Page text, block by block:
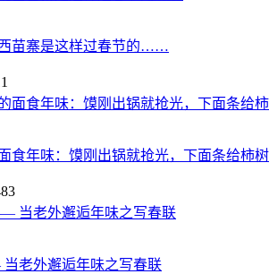
苗寨是这样过春节的……
食年味：馍刚出锅就抢光，下面条给柿
老外邂逅年味之写春联